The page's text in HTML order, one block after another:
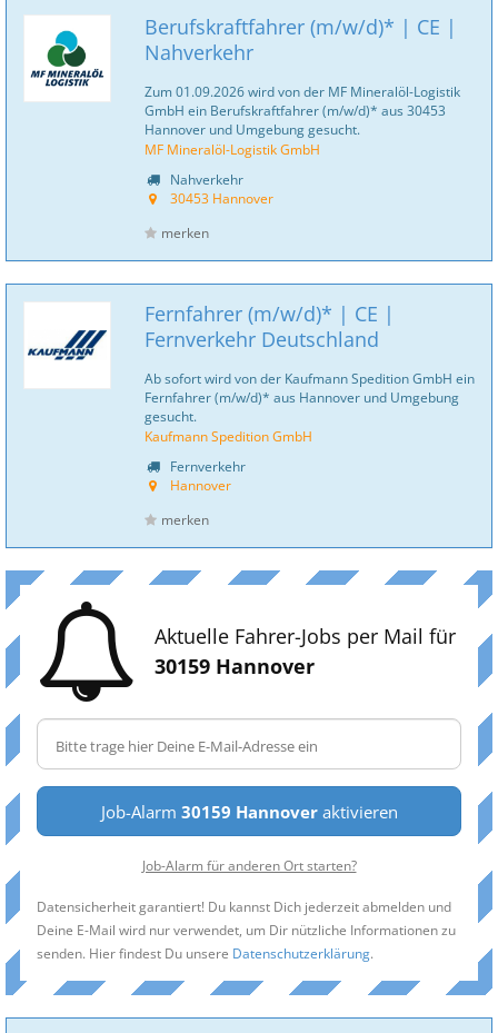
Berufskraftfahrer (m/w/d)* | CE |
Nahverkehr
Zum 01.09.2026 wird von der MF Mineralöl-Logistik
GmbH ein Berufskraftfahrer (m/w/d)* aus 30453
Hannover und Umgebung gesucht.
MF Mineralöl-Logistik GmbH
Nahverkehr
30453 Hannover
merken
Fernfahrer (m/w/d)* | CE |
Fernverkehr Deutschland
Ab sofort wird von der Kaufmann Spedition GmbH ein
Fernfahrer (m/w/d)* aus Hannover und Umgebung
gesucht.
Kaufmann Spedition GmbH
Fernverkehr
Hannover
merken
Aktuelle Fahrer-Jobs per Mail für
30159 Hannover
Job-Alarm 30159 Hannoveraktivieren
Job-Alarm für anderen Ort starten?
Datensicherheit garantiert! Du kannst Dich jederzeit abmelden und
Deine E-Mail wird nur verwendet, um Dir nützliche Informationen zu
senden. Hier findest Du unsere Datenschutzerklärung.